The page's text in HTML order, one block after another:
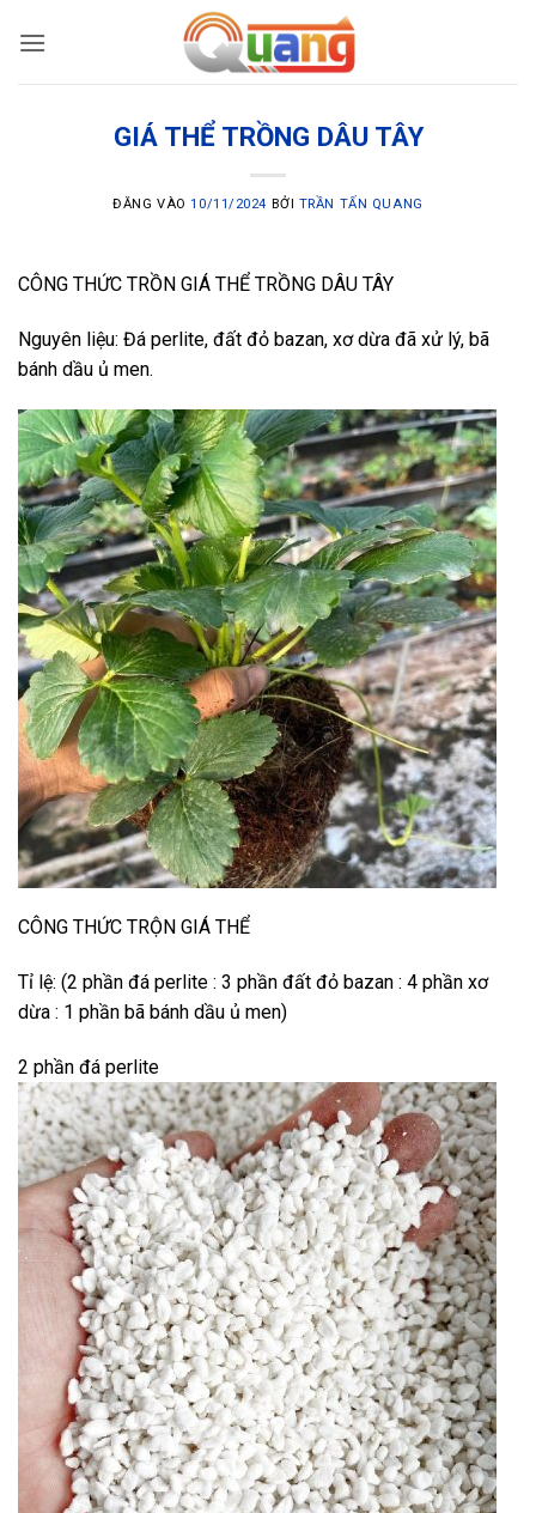
qua
GIÁ THỂ TRỒNG DÂU TÂY
ĐĂNG VÀO10/11/2024 BỞI TRẦN TẤN QUANG
CÔNG THỨC TRỒN GIÁ THỂ TRỒNG DÂU TÂY
Nguyên liệu: Đá perlite, đất đỏ bazan, xơ dừa đã xử lý, bã
bánh dầu ủ men.
CÔNG THỨC TRỘN GIÁ THỂ
Tỉ lệ: (2 phần đá perlite : 3 phần đất đỏ bazan : 4 phần xơ
dừa : 1 phần bã bánh dầu ủ men)
2 phần đá perlite